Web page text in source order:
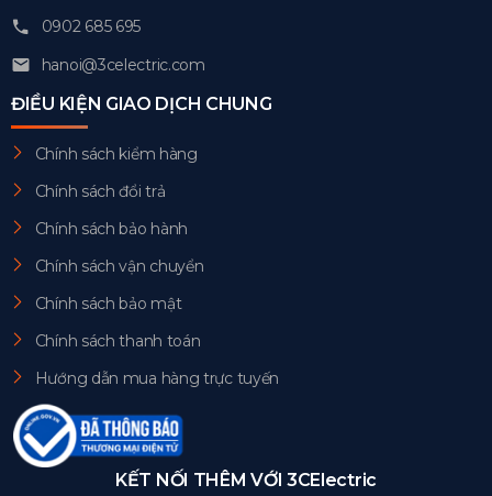
0902 685 695
hanoi@3celectric.com
ĐIỀU KIỆN GIAO DỊCH CHUNG
Chính sách kiểm hàng
Chính sách đổi trả
Chính sách bảo hành
Chính sách vận chuyển
Chính sách bảo mật
Chính sách thanh toán
Hướng dẫn mua hàng trực tuyến
KẾT NỐI THÊM VỚI 3CElectric